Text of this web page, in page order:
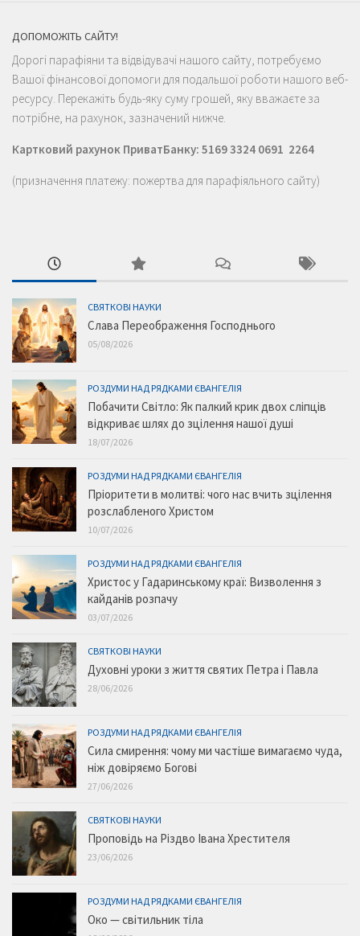
ДОПОМОЖІТЬ САЙТУ!
Дорогі парафіяни та відвідувачі нашого сайту, потребуємо
Вашої фінансової допомоги для подальшої роботи нашого веб-
ресурсу. Перекажіть будь-яку суму грошей, яку вважаєте за
потрібне, на рахунок, зазначений нижче.
Картковий рахунок ПриватБанку: 5169 3324 0691 2264
(призначення платежу: пожертва для парафіяльного сайту)
СВЯТКОВІ НАУКИ
Слава Переображення Господнього
05/08/2026
РОЗДУМИ НАД РЯДКАМИ ЄВАНГЕЛІЯ
Побачити Світло: Як палкий крик двох сліпців
відкриває шлях до зцілення нашої душі
18/07/2026
РОЗДУМИ НАД РЯДКАМИ ЄВАНГЕЛІЯ
Пріоритети в молитві: чого нас вчить зцілення
розслабленого Христом
10/07/2026
РОЗДУМИ НАД РЯДКАМИ ЄВАНГЕЛІЯ
Христос у Гадаринському краї: Визволення з
кайданів розпачу
03/07/2026
СВЯТКОВІ НАУКИ
Духовні уроки з життя святих Петра і Павла
28/06/2026
РОЗДУМИ НАД РЯДКАМИ ЄВАНГЕЛІЯ
Сила смирення: чому ми частіше вимагаємо чуда,
ніж довіряємо Богові
27/06/2026
СВЯТКОВІ НАУКИ
Проповідь на Різдво Івана Хрестителя
23/06/2026
РОЗДУМИ НАД РЯДКАМИ ЄВАНГЕЛІЯ
Око — світильник тіла